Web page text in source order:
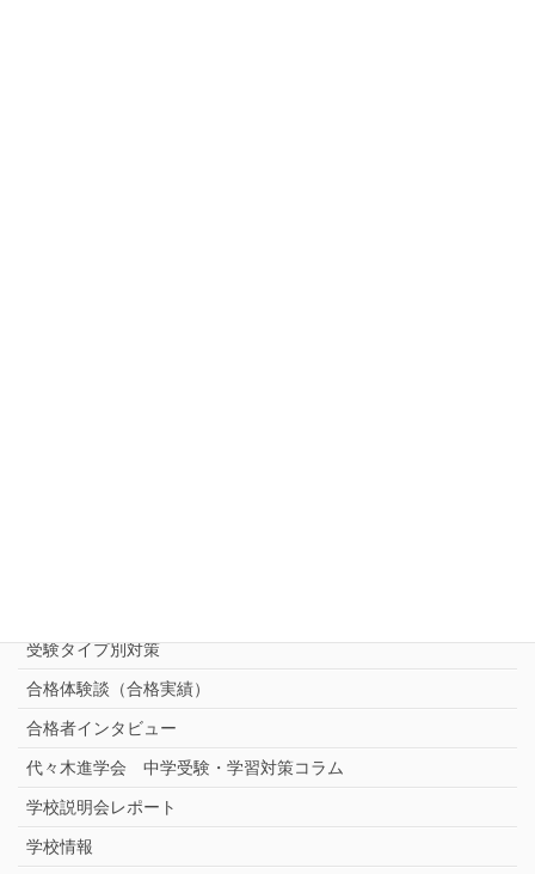
受験タイプ別対策
合格体験談（合格実績）
合格者インタビュー
代々木進学会 中学受験・学習対策コラム
学校説明会レポート
学校情報